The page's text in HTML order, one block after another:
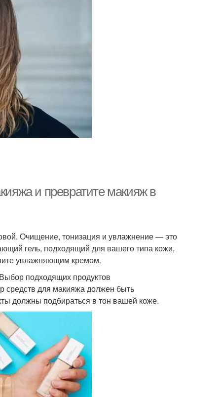
и превратите макияж в
Очищение, тонизация и увлажнение — это
гель, подходящий для вашего типа кожи,
увлажняющим кремом.
подходящих продуктов
средств для макияжа должен быть
должны подбираться в тон вашей коже.